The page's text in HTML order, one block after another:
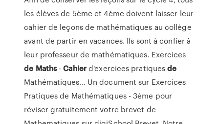
les élèves de 5ème et 4ème doivent laisser leur
cahier de leçons de mathématiques au collège
avant de partir en vacances. Ils sont à confier à
leur professeur de mathématiques. Exercices
de Maths-Cahierd'exercices pratiquesde
Mathématiques... Un document sur Exercices
Pratiques de Mathématiques - 3ème pour
réviser gratuitement votre brevet de